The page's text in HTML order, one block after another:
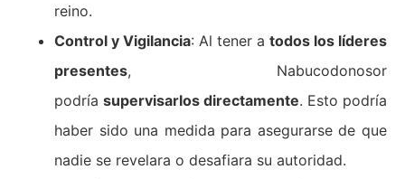
reino.
Control y Vigilancia: Al tener a todos los líderes
presentes, Nabucodonosor
podría supervisarlos directamente. Esto podría
haber sido una medida para asegurarse de que
nadie se revelara o desafiara su autoridad.